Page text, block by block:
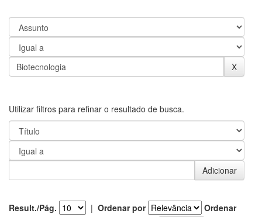
Utilizar filtros para refinar o resultado de busca.
Result./Pág. | Ordenar por
Ordenar